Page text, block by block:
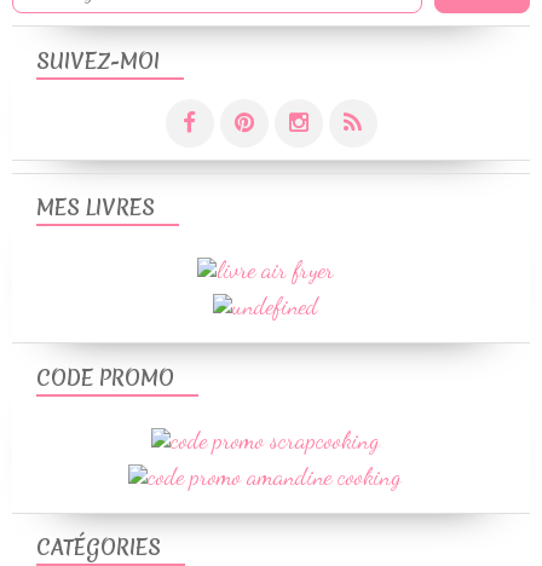
SUIVEZ-MOI
CATÉGORIES
MES LIVRES
CODE PROMO